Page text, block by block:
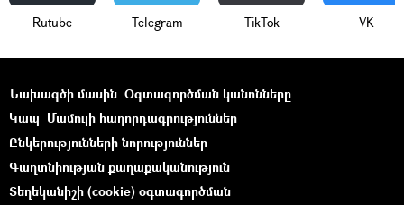
Rutube Telegram ТikТоk VK
Նախագծի մասին Օգտագործման կանոնները
Կապ Մամուլի հաղորդագրություններ
Ընկերությունների նորություններ
Գաղտնիության քաղաքականություն
Տեղեկանիշի (cookie) օգտագործման